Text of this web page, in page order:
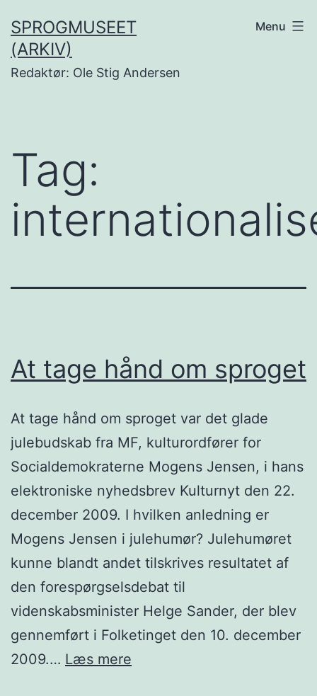
til
indhold
SPROGMUSEET
(ARKIV)
Redaktør: Ole Stig Andersen
Menu
Tag:
At tage hånd om sproget
At tage hånd om sproget var det glade
julebudskab fra MF, kulturordfører for
Socialdemokraterne Mogens Jensen, i hans
elektroniske nyhedsbrev Kulturnyt den 22.
december 2009. I hvilken anledning er
Mogens Jensen i julehumør? Julehumøret
kunne blandt andet tilskrives resultatet af
den forespørgselsdebat til
videnskabsminister Helge Sander, der blev
gennemført i Folketinget den 10. december
2009.… Læs mere